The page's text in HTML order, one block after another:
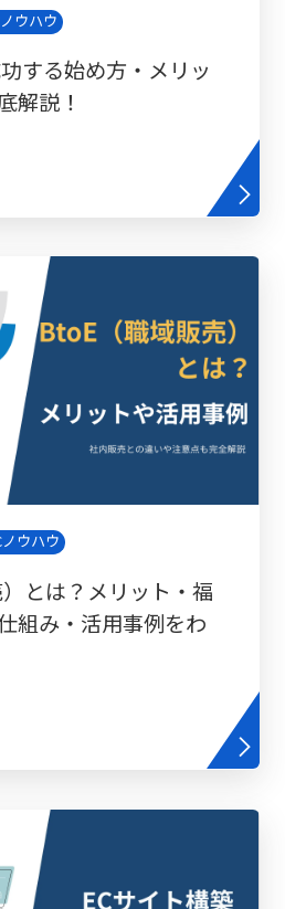
ウハウ
する始め方・メリッ
解説！
ノウハウ
とは？メリット・福
組み・活用事例をわ